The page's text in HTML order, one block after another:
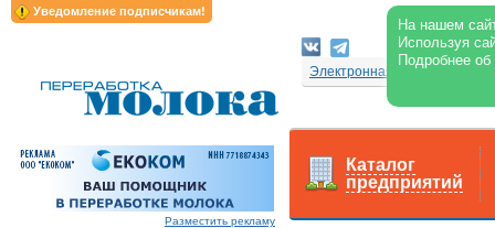
Уведомление подписчикам!
На нашем
Используя
Подробнее
Электронная версия
Разместить рекламу
Каталог
предприятий